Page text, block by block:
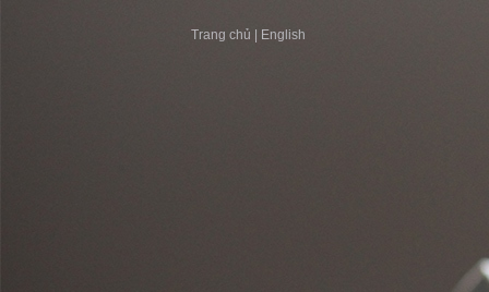
Trang chủ English